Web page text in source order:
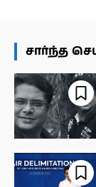
சார்ந்த